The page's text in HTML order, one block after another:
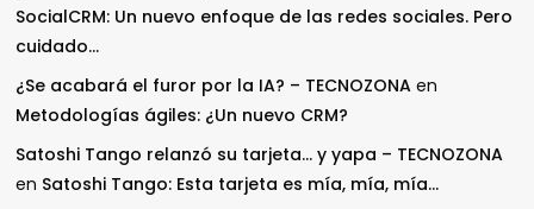
SocialCRM: Un nuevo enfoque de las redes sociales. Pero
cuidado…
¿Se acabará el furor por la IA? – TECNOZONA en
Metodologías ágiles: ¿Un nuevo CRM?
Satoshi Tango relanzó su tarjeta… y yapa – TECNOZONA
en Satoshi Tango: Esta tarjeta es mía, mía, mía…